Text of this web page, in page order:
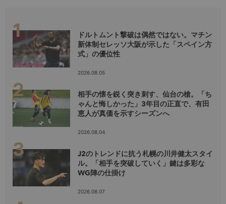
ドルトムント撃破は偶然ではない。マチン
新体制セレッソ大阪が示した「スペイン方
式」の優位性
2026.08.05
相手の懐を鋭く突き刺す、仙台の槍。「ち
ゃんと悔しかった」3年目の正直で、有田
恵人が真価を示すシーズンへ
2026.08.04
J2のトレンドに抗う札幌の川井健太スタイ
ル。「相手を突破していく」鍵は多彩な
WG陣の仕掛け
2026.08.07